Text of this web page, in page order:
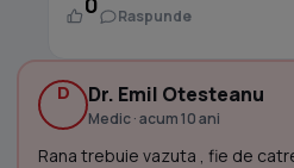
Raspunde
D Dr. Emil Otesteanu
Medic · acum 10 ani
Rana trebuie vazuta , fie de